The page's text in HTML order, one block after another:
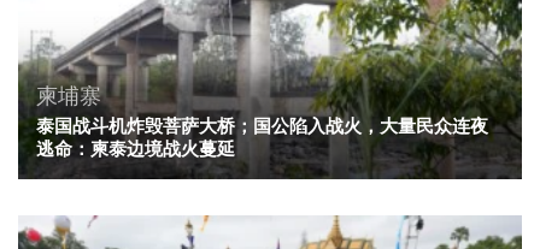
柬埔寨
泰国战斗机炸毁菩萨大桥；国公陷入战火，大量民众连夜
逃命：柬泰边境战火蔓延